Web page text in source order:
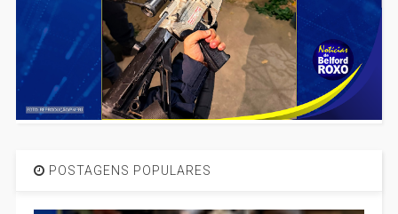
POSTAGENS POPULARES